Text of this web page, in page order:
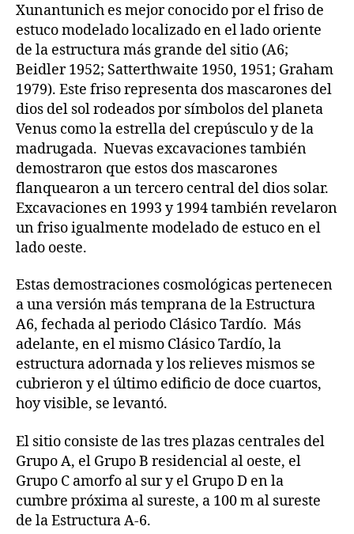
Xunantunich es mejor conocido por el friso de
estuco modelado localizado en el lado oriente
de la estructura más grande del sitio (A6;
Beidler 1952; Satterthwaite 1950, 1951; Graham
1979). Este friso representa dos mascarones del
dios del sol rodeados por símbolos del planeta
Venus como la estrella del crepúsculo y de la
madrugada. Nuevas excavaciones también
demostraron que estos dos mascarones
flanquearon a un tercero central del dios solar.
Excavaciones en 1993 y 1994 también revelaron
un friso igualmente modelado de estuco en el
lado oeste.
Estas demostraciones cosmológicas pertenecen
a una versión más temprana de la Estructura
A6, fechada al periodo Clásico Tardío. Más
adelante, en el mismo Clásico Tardío, la
estructura adornada y los relieves mismos se
cubrieron y el último edificio de doce cuartos,
hoy visible, se levantó.
El sitio consiste de las tres plazas centrales del
Grupo A, el Grupo B residencial al oeste, el
Grupo C amorfo al sur y el Grupo D en la
cumbre próxima al sureste, a 100 m al sureste
de la Estructura A-6.